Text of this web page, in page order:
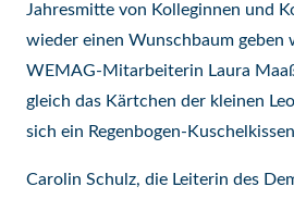
Jahresmitte von Kolleginnen und
wieder einen Wunschbaum geben
WEMAG-Mitarbeiterin Laura
gleich das Kärtchen der kleinen
sich ein Regenbogen-
Carolin Schulz, die Leiterin des